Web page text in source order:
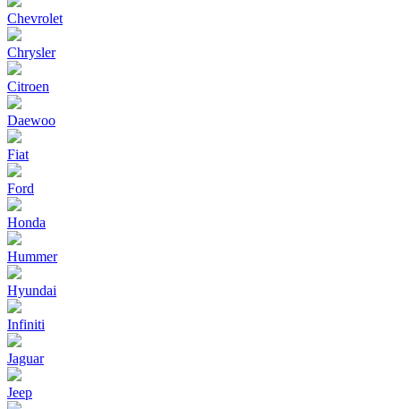
Chevrolet
Chrysler
Citroen
Daewoo
Fiat
Ford
Honda
Hummer
Hyundai
Infiniti
Jaguar
Jeep